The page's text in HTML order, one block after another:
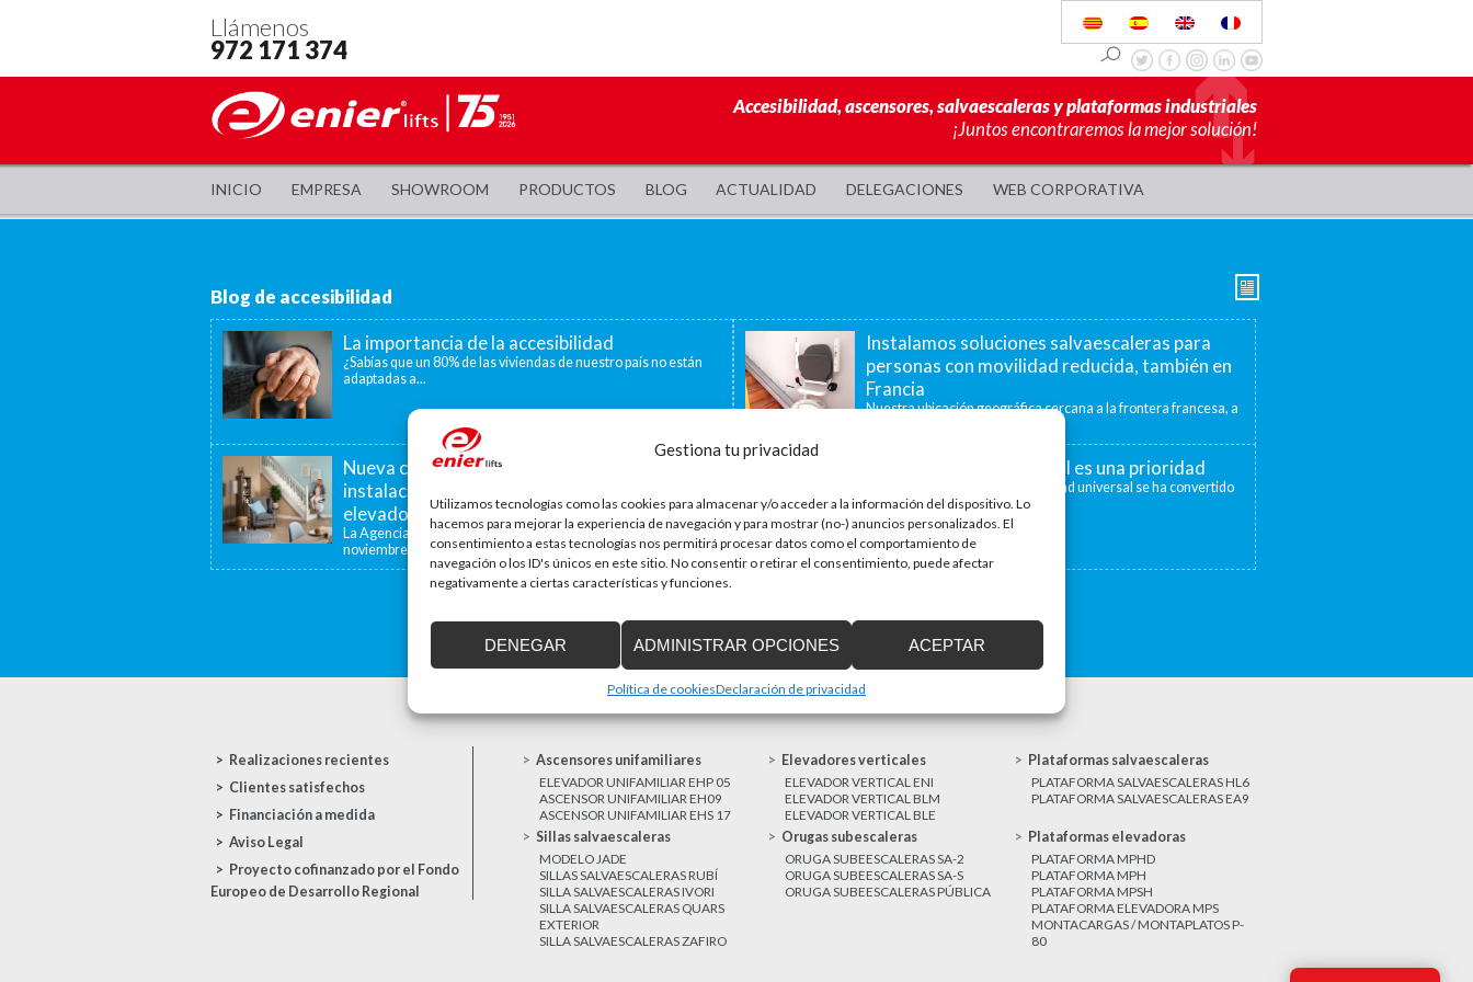
Gestiona tu privacidad
Utilizamos tecnologías como las cookies para almacenar y/o acceder a la información del dispositivo. Lo
hacemos para mejorar la experiencia de navegación y para mostrar (no-) anuncios personalizados. El
consentimiento a estas tecnologías nos permitirá procesar datos como el comportamiento de
navegación o los ID's únicos en este sitio. No consentir o retirar el consentimiento, puede afectar
negativamente a ciertas características y funciones.
ACEPTAR
DENEGAR ADMINISTRAR OPCIONES
Política de cookiesDeclaración de privacidad
Llámenos
972 171 374
Accesibilidad, ascensores, salvaescaleras y plataformas industriales
¡Juntos encontraremos la mejor solución!
INICIO EMPRESA SHOWROOM PRODUCTOS BLOG ACTUALIDAD DELEGACIONES WEB CORPORATIVA
Blog de accesibilidad
La importancia de la accesibilidad
¿Sabías que un 80% de las viviendas de nuestro país no están
adaptadas a...
Instalamos soluciones salvaescaleras para
personas con movilidad reducida, también en
Francia
Nuestra ubicación geográfica cercana a la frontera francesa, a
40 minutos, nos permite ofrecer...
Nueva convocatoria de ayudas para la
instalación de ascensores, plataformas
elevadoras y dispositivos de accesibilidad
La Agencia de la Vivienda de Cataluña aprobó el pasado 15 de
noviembre de...
La accesibilidad universal es una prioridad
En la última década la accesibilidad universal se ha convertido
en una prioridad para...
Realizaciones recientes
Clientes satisfechos
Financiación a medida
Aviso Legal
Proyecto cofinanzado por el Fondo
Europeo de Desarrollo Regional
Ascensores unifamiliares
ELEVADOR UNIFAMILIAR EHP 05
ASCENSOR UNIFAMILIAR EH09
ASCENSOR UNIFAMILIAR EHS 17
Elevadores verticales
ELEVADOR VERTICAL ENI
ELEVADOR VERTICAL BLM
ELEVADOR VERTICAL BLE
Plataformas salvaescaleras
PLATAFORMA SALVAESCALERAS HL6
PLATAFORMA SALVAESCALERAS EA9
Sillas salvaescaleras
MODELO JADE
SILLAS SALVAESCALERAS RUBÍ
SILLA SALVAESCALERAS IVORI
SILLA SALVAESCALERAS QUARS
EXTERIOR
SILLA SALVAESCALERAS ZAFIRO
Orugas subescaleras
ORUGA SUBEESCALERAS SA-2
ORUGA SUBEESCALERAS SA-S
ORUGA SUBEESCALERAS PÚBLICA
Plataformas elevadoras
PLATAFORMA MPHD
PLATAFORMA MPH
PLATAFORMA MPSH
PLATAFORMA ELEVADORA MPS
MONTACARGAS / MONTAPLATOS P-
80